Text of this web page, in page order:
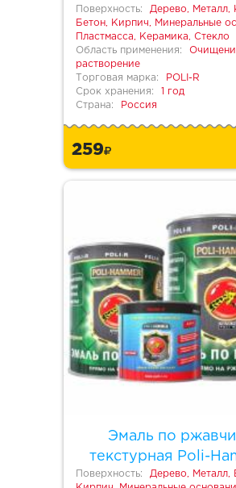
Поверхность:
Дерево, Металл,
Бетон, Кирпич, Минеральные
Пластмасса, Керамика, Стекло
Область применения:
растворение
Торговая марка:
POLI-R
Срок хранения:
1 год
Страна:
Россия
259
Эмаль по
текстурная Poli-
Поверхность:
Дерево, Металл,